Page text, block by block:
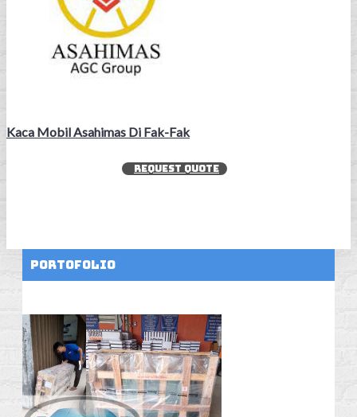
Kaca Mobil Asahimas Di Fak-Fak
REQUEST QUOTE
Portofolio